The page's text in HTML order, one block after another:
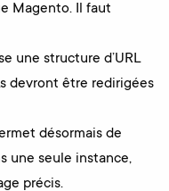
Magento. Il faut
une structure d’URL
devront être redirigées
désormais de
une seule instance,
précis.